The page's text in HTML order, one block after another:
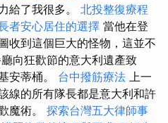
給了我很多。 北投整復療程
者安心居住的選擇 當他在登
收到這個巨大的怪物，這並不
向狂歡節的意大利遺產致
安蒂桶。 台中撥筋療法 上一
線的所有隊長都是意大利和許
魔術。 探索台灣五大律師事